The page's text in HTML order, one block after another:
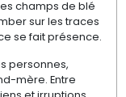
champs de blé
sur les traces
se fait présence.
personnes,
mère. Entre